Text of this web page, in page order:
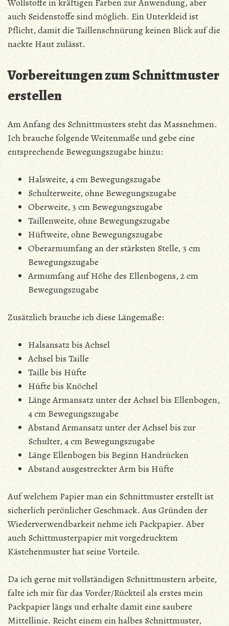
Wollstoffe in kräftigen Farben zur Anwendung, aber
auch Seidenstoffe sind möglich. Ein Unterkleid ist
Pflicht, damit die Taillenschnürung keinen Blick auf die
nackte Haut zulässt.
Vorbereitungen zum Schnittmuster
erstellen
Am Anfang des Schnittmusters steht das Massnehmen.
Ich brauche folgende Weitenmaße und gebe eine
entsprechende Bewegungszugabe hinzu:
Halsweite, 4 cm Bewegungszugabe
Schulterweite, ohne Bewegungszugabe
Oberweite, 3 cm Bewegungszugabe
Taillenweite, ohne Bewegungszugabe
Hüftweite, ohne Bewegungszugabe
Oberarmumfang an der stärksten Stelle, 3 cm
Bewegungszugabe
Armumfang auf Höhe des Ellenbogens, 2 cm
Bewegungszugabe
Zusätzlich brauche ich diese Längemaße:
Halsansatz bis Achsel
Achsel bis Taille
Taille bis Hüfte
Hüfte bis Knöchel
Länge Armansatz unter der Achsel bis Ellenbogen,
4 cm Bewegungszugabe
Abstand Armansatz unter der Achsel bis zur
Schulter, 4 cm Bewegungszugabe
Länge Ellenbogen bis Beginn Handrücken
Abstand ausgestreckter Arm bis Hüfte
Auf welchem Papier man ein Schnittmuster erstellt ist
sicherlich perönlicher Geschmack. Aus Gründen der
Wiederverwendbarkeit nehme ich Packpapier. Aber
auch Schittmusterpapier mit vorgedrucktem
Kästchenmuster hat seine Vorteile.
Da ich gerne mit vollständigen Schnittmustern arbeite,
falte ich mir für das Vorder/Rückteil als erstes mein
Packpapier längs und erhalte damit eine saubere
Mittellinie. Reicht einem ein halbes Schnittmuster,